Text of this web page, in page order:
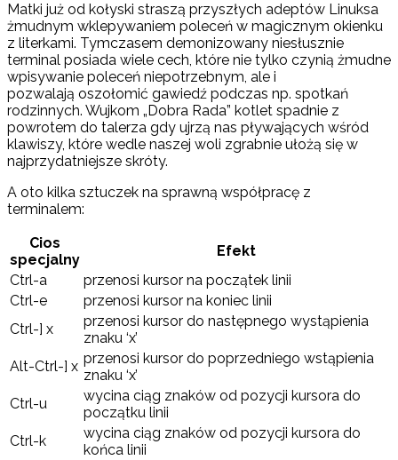
Matki już od kołyski straszą przyszłych adeptów Linuksa
żmudnym wklepywaniem poleceń w magicznym okienku
z literkami. Tymczasem demonizowany niesłusznie
terminal posiada wiele cech, które nie tylko czynią żmudne
wpisywanie poleceń niepotrzebnym, ale i
pozwalają oszołomić gawiedź podczas np. spotkań
rodzinnych. Wujkom „Dobra Rada” kotlet spadnie z
powrotem do talerza gdy ujrzą nas pływających wśród
klawiszy, które wedle naszej woli zgrabnie ułożą się w
najprzydatniejsze skróty.
A oto kilka sztuczek na sprawną współpracę z
terminalem:
Cios
specjalny
Efekt
Ctrl-a
przenosi kursor na początek linii
Ctrl-e
przenosi kursor na koniec linii
Ctrl-] x
przenosi kursor do następnego wystąpienia
znaku ‘x’
Alt-Ctrl-] x przenosi kursor do poprzedniego wstąpienia
znaku ‘x’
Ctrl-u
wycina ciąg znaków od pozycji kursora do
początku linii
Ctrl-k
wycina ciąg znaków od pozycji kursora do
końca linii